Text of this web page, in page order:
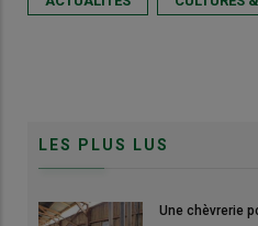
LES PLUS LUS
Une chèvrerie